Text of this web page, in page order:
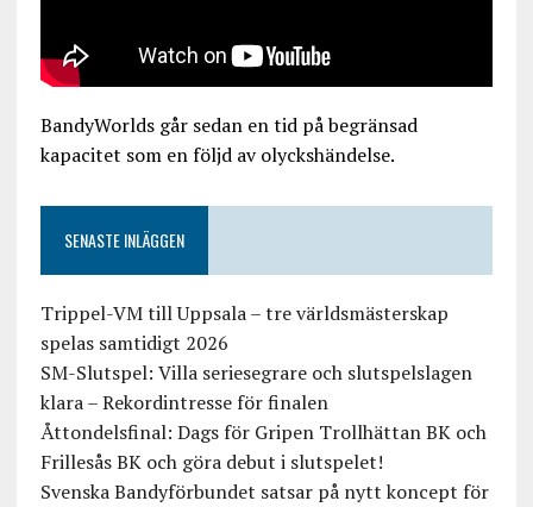
BandyWorlds går sedan en tid på begränsad
kapacitet som en följd av olyckshändelse.
SENASTE INLÄGGEN
Trippel-VM till Uppsala – tre världsmästerskap
spelas samtidigt 2026
SM-Slutspel: Villa seriesegrare och slutspelslagen
klara – Rekordintresse för finalen
Åttondelsfinal: Dags för Gripen Trollhättan BK och
Frillesås BK och göra debut i slutspelet!
Svenska Bandyförbundet satsar på nytt koncept för